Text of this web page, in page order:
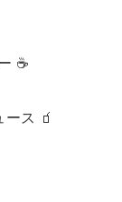
☕️
ス 🧃